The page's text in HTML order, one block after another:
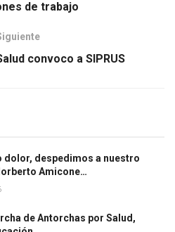
de trabajo
convoco a SIPRUS
dolor, despedimos a nuestro
Amicone…
de Antorchas por Salud,